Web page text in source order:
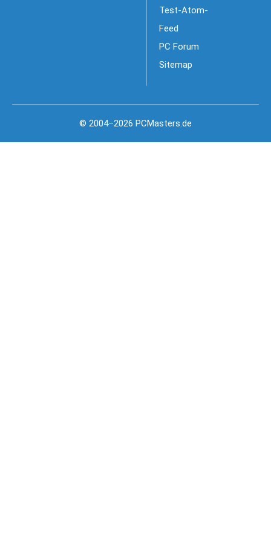
Test-Atom-
Feed
PC Forum
Sitemap
© 2004–2026 PCMasters.de